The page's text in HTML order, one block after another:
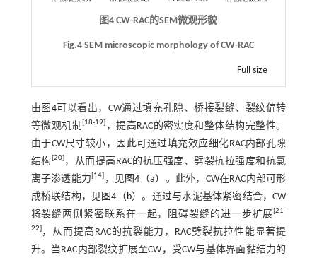
图4 CW-RAC的SEM微观形貌
Fig.4 SEM microscopic morphology of CW-RAC
Full size
由 图4可以看出，CW通过填充孔隙、桥接裂缝、裂纹偏转
等微观机制 18-19 ，提高RAC的密实度和整体结构完整性。
由于CW尺寸较小，因此可通过填充效应细化RAC内部孔隙
结构 20] ，从而提高RAC的抗压强度、劈裂抗拉强度和抗氯
离子渗透能力 14 ，见图4（a） 。此外，CW在RAC内部可形
成桥联结构，见图4（b）。通过与水泥基体紧密结合，CW
将裂缝两侧紧密联系在一起，阻碍裂缝的进一步扩展 [21-
22 ，从而提高RAC的抗裂能力，RAC劈裂抗拉性能显著提
升。当RAC内部裂纹扩展至CW，受CW与基体界面黏结力的